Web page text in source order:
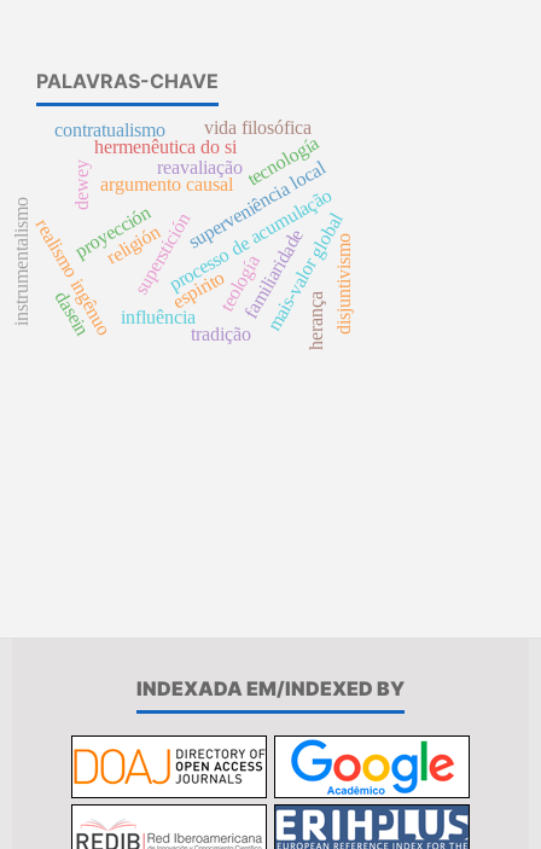
PALAVRAS-CHAVE
argumento causal
superstición
proyecciónprocesso de acumulação
mais-valor global
superveniência local
disjuntivismo
religión
realismo ingênuo
tecnología
instrumentalismo
dewey
teología
espirito
influência familiaridade
dasein herança
reavaliação
tradição
hermenêutica do si
contratualismo vida filosófica
INDEXADA EM/INDEXED BY